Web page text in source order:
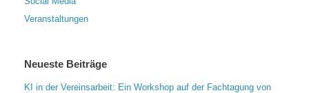
Veranstaltungen
Neueste Beiträge
KI in der Vereinsarbeit: Ein Workshop auf der Fachtagung von